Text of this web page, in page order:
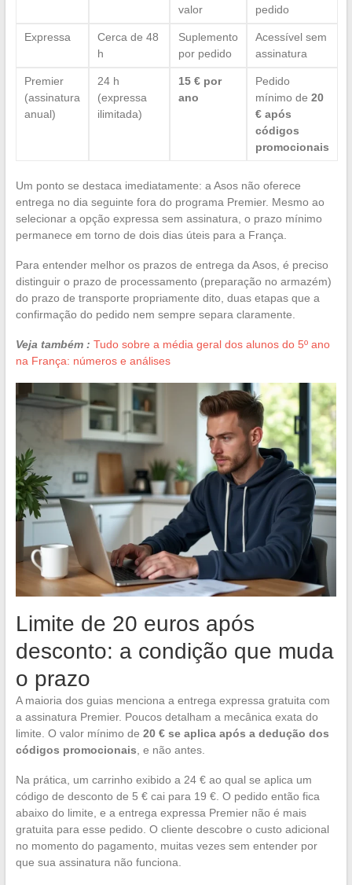
valor
pedido
Expressa
Cerca de 48
h
Suplemento
por pedido
Acessível sem
assinatura
Premier
(assinatura
anual)
24 h
(expressa
ilimitada)
15 € por
ano
Pedido
mínimo de 20
€ após
códigos
promocionais
Um ponto se destaca imediatamente: a Asos não oferece
entrega no dia seguinte fora do programa Premier. Mesmo ao
selecionar a opção expressa sem assinatura, o prazo mínimo
permanece em torno de dois dias úteis para a França.
Para entender melhor os prazos de entrega da Asos, é preciso
distinguir o prazo de processamento (preparação no armazém)
do prazo de transporte propriamente dito, duas etapas que a
confirmação do pedido nem sempre separa claramente.
Veja também : Tudo sobre a média geral dos alunos do 5º ano
na França: números e análises
Limite de 20 euros após
desconto: a condição que muda
o prazo
A maioria dos guias menciona a entrega expressa gratuita com
a assinatura Premier. Poucos detalham a mecânica exata do
limite. O valor mínimo de 20 € se aplica após a dedução dos
códigos promocionais, e não antes.
Na prática, um carrinho exibido a 24 € ao qual se aplica um
código de desconto de 5 € cai para 19 €. O pedido então fica
abaixo do limite, e a entrega expressa Premier não é mais
gratuita para esse pedido. O cliente descobre o custo adicional
no momento do pagamento, muitas vezes sem entender por
que sua assinatura não funciona.